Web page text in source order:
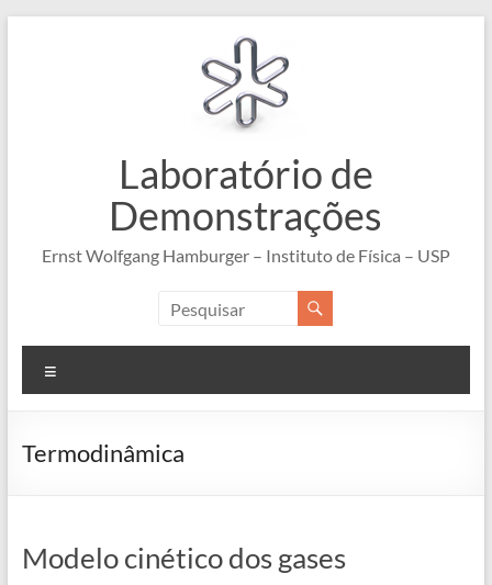
Laboratório de
Demonstrações
Ernst Wolfgang Hamburger – Instituto de Física – USP
Termodinâmica
Modelo cinético dos gases